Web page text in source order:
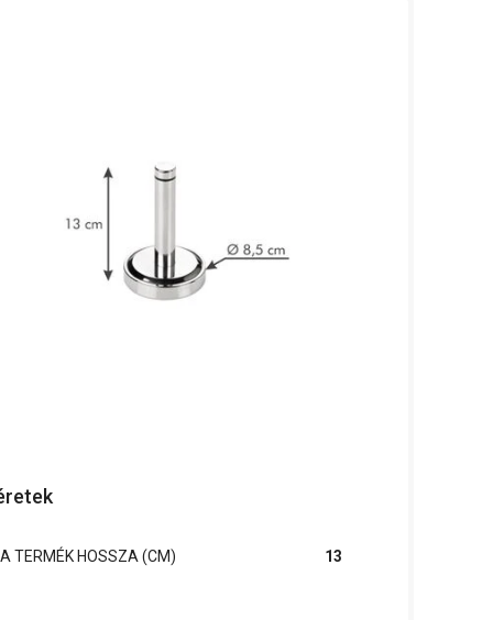
A TERMÉK HOSSZA (CM) 13